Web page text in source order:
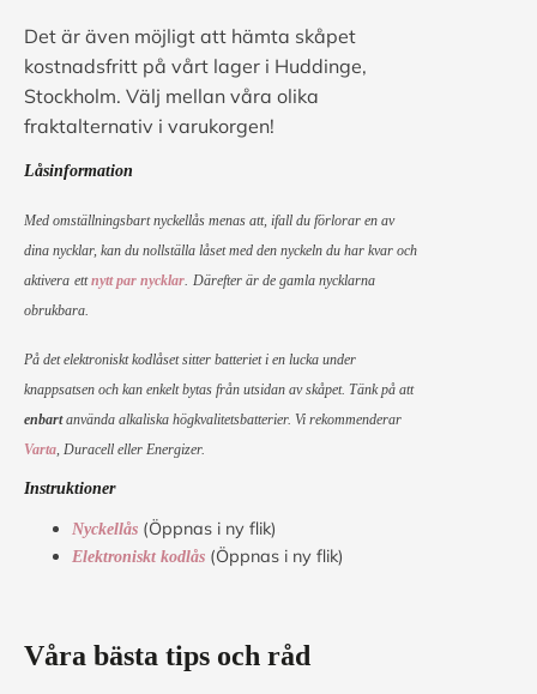
Det är även möjligt att hämta skåpet
kostnadsfritt på vårt lager i Huddinge,
Stockholm. Välj mellan våra olika
fraktalternativ i varukorgen!
Låsinformation
Med omställningsbart nyckellås menas att, ifall du förlorar en av
dina nycklar, kan du nollställa låset med den nyckeln du har kvar och
aktivera ettnytt par nycklar Därefter är de gamla nycklarna
obrukbara.
På det elektroniskt kodlåset sitter batteriet i en lucka under
knappsatsen och kan enkelt bytas från utsidan av skåpet. Tänk på att
enbartanvända alkaliska högkvalitetsbatterier. Vi rekommenderar
Varta , Duracell eller Energizer.
Instruktioner
Nyckellås (Öppnas i ny flik)
Elektroniskt kodlås (Öppnas i ny flik)
Våra bästa tips och råd